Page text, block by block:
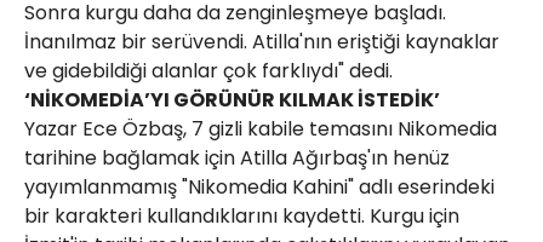
Sonra kurgu daha da zenginleşmeye başladı.
İnanılmaz bir serüvendi. Atilla'nın eriştiği kaynaklar
ve gidebildiği alanlar çok farklıydı" dedi.
‘NİKOMEDİA’YI GÖRÜNÜR KILMAK İSTEDİK’
Yazar Ece Özbaş, 7 gizli kabile temasını Nikomedia
tarihine bağlamak için Atilla Ağırbaş'ın henüz
yayımlanmamış "Nikomedia Kahini" adlı eserindeki
bir karakteri kullandıklarını kaydetti. Kurgu için